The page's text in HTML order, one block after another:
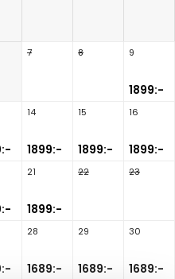
7 8 9
1899:-
14
1899:-
15
1899:-
16
1899:-
21
1899:-
22 23
28
1689:-
29
1689:-
30
1689:-